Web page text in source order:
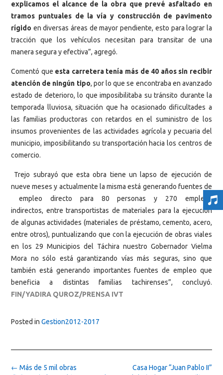
explicamos el alcance de la obra que prevé asfaltado en
tramos puntuales de la vía y construcción de pavimento
rígido en diversas áreas de mayor pendiente, esto para lograr la
tracción que los vehículos necesitan para transitar de una
manera segura y efectiva”, agregó.
Comentó que esta carretera tenía más de 40 años sin recibir
atención de ningún tipo, por lo que se encontraba en avanzado
estado de deterioro, lo que imposibilitaba su tránsito durante la
temporada lluviosa, situación que ha ocasionado dificultades a
las familias productoras con retardos en el suministro de los
insumos provenientes de las actividades agrícola y pecuaria del
municipio, imposibilitando su transportación hacia los centros de
comercio.
Trejo subrayó que esta obra tiene un lapso de ejecución de
nueve meses y actualmente la misma está generando fuentes de
empleo directo para 80 personas y 270 empleos
indirectos, entre transportistas de materiales para la ejecución
de algunas actividades (materiales de préstamo, cemento, acero,
entre otros), puntualizando que con la ejecución de obras viales
en los 29 Municipios del Táchira nuestro Gobernador Vielma
Mora no sólo está garantizando vías más seguras, sino que
también está generando importantes fuentes de empleo que
beneficia a distintas familias tachirenses”, concluyó.
FIN/YADIRA QUROZ/PRENSA IVT
Posted in Gestion2012-2017
Post
Casa Hogar “Juan Pablo II”
← Más de 5 mil obras